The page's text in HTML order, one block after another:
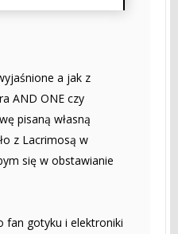
a jak z
AND ONE czy
pisaną własną
z Lacrimosą w
się w obstawianie
fan gotyku i elektroniki